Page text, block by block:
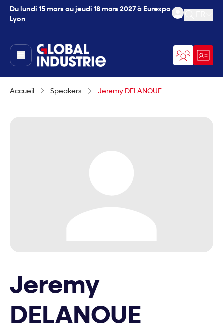
Du lundi 15 mars au jeudi 18 mars 2027 à Eurexpo
Lyon
Ouvrir
page.home
Accueil Speakers Jeremy DELANOUE
Jeremy
DELANOUE